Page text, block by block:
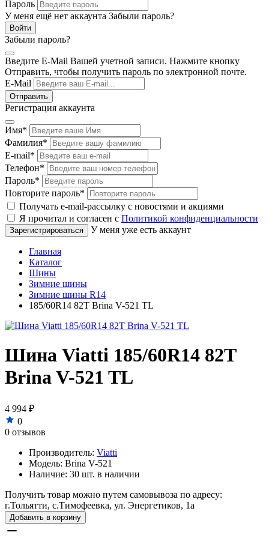
Пароль
У меня ещё нет аккаунта Забыли пароль?
Забыли пароль?
Введите E-Mail Вашей учетной записи. Нажмите кнопку
Отправить, чтобы получить пароль по электронной почте.
E-Mail
Регистрация аккаунта
Имя*
Фамилия*
E-mail*
Телефон*
Пароль*
Повторите пароль*
Получать e-mail-рассылку с новостями и акциями
Я прочитал и согласен с Политикой конфиденциальности
У меня уже есть аккаунт
Главная
Каталог
Шины
Зимние шины
Зимние шины R14
185/60R14 82T Brina V-521 TL
Шина Viatti 185/60R14 82T
Brina V-521 TL
4 994 ₽
0
0 отзывов
Производитель: Viatti
Модель: Brina V-521
Наличие: 30 шт. в наличии
Получить товар можно путем самовывоза по адресу:
г.Тольятти, с.Тимофеевка, ул. Энергетиков, 1а
Добавить в корзину